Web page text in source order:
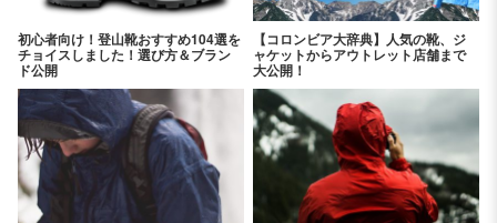
初心者向け！登山靴おすすめ104選を
チョイスしました！選び方＆ブラン
ド公開
【コロンビア大辞典】人気の靴、ジ
ャケットからアウトレット店舗まで
大公開！